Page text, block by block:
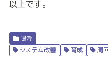
以上です。
鳴潮
システム改善
育成 周回